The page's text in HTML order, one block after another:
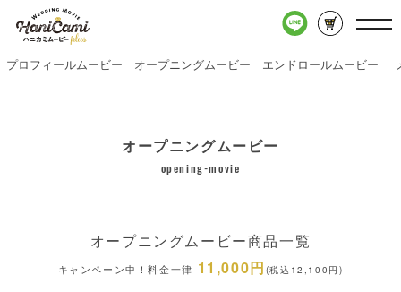
プロフィールムービー オープニングムービー エンドロールムービー
オープニングムービー
opening-movie
オープニングムービー商品一覧
キャンペーン中！料金一律 11,000円 (税込12,100円)